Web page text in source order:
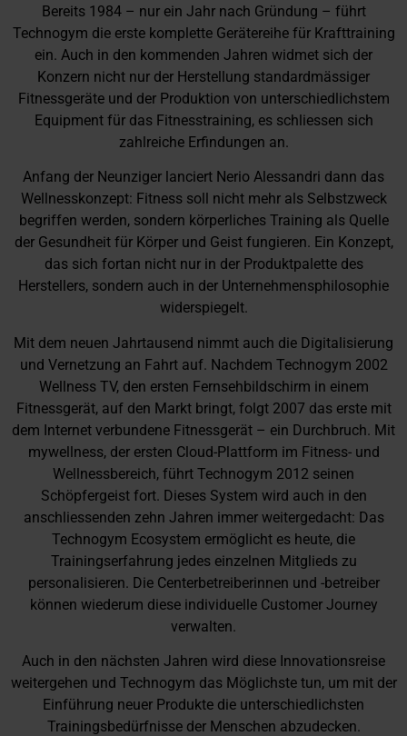
Bereits 1984 – nur ein Jahr nach Gründung – führt
Technogym die erste komplette Gerätereihe für Krafttraining
ein. Auch in den kommenden Jahren widmet sich der
Konzern nicht nur der Herstellung standardmässiger
Fitnessgeräte und der Produktion von unterschiedlichstem
Equipment für das Fitnesstraining, es schliessen sich
zahlreiche Erfindungen an.
Anfang der Neunziger lanciert Nerio Alessandri dann das
Wellnesskonzept: Fitness soll nicht mehr als Selbstzweck
begriffen werden, sondern körperliches Training als Quelle
der Gesundheit für Körper und Geist fungieren. Ein Konzept,
das sich fortan nicht nur in der Produktpalette des
Herstellers, sondern auch in der Unternehmensphilosophie
widerspiegelt.
Mit dem neuen Jahrtausend nimmt auch die Digitalisierung
und Vernetzung an Fahrt auf. Nachdem Technogym 2002
Wellness TV, den ersten Fernsehbildschirm in einem
Fitnessgerät, auf den Markt bringt, folgt 2007 das erste mit
dem Internet verbundene Fitnessgerät – ein Durchbruch. Mit
mywellness, der ersten Cloud-Plattform im Fitness- und
Wellnessbereich, führt Technogym 2012 seinen
Schöpfergeist fort. Dieses System wird auch in den
anschliessenden zehn Jahren immer weitergedacht: Das
Technogym Ecosystem ermöglicht es heute, die
Trainingserfahrung jedes einzelnen Mitglieds zu
personalisieren. Die Centerbetreiberinnen und -betreiber
können wiederum diese individuelle Customer Journey
verwalten.
Auch in den nächsten Jahren wird diese Innovationsreise
weitergehen und Technogym das Möglichste tun, um mit der
Einführung neuer Produkte die unterschiedlichsten
Trainingsbedürfnisse der Menschen abzudecken.